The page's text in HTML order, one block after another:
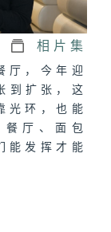
相片集
厅，今年迎
到扩张，这
光环，也能
厅、面包
能发挥才能